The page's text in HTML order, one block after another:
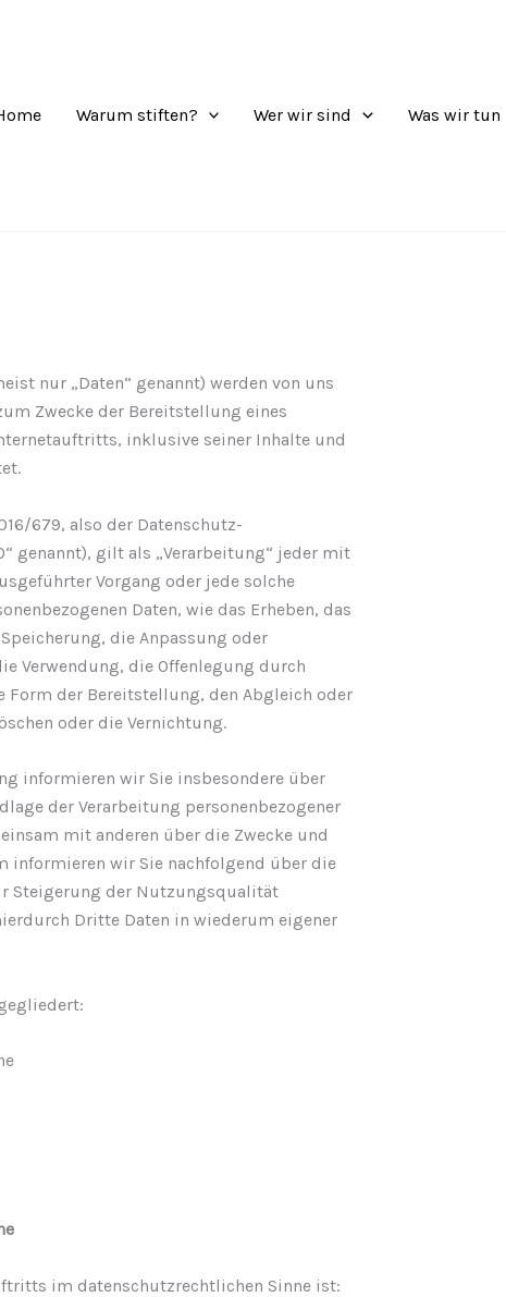
Warum stiften? Wer wir sind Was wir tun
nur „Daten“ genannt) werden von uns
Zwecke der Bereitstellung eines
inklusive seiner Inhalte und
679, also der Datenschutz-
genannt), gilt als „Verarbeitung“ jeder mit
Vorgang oder jede solche
Daten, wie das Erheben, das
die Anpassung oder
Verwendung, die Offenlegung durch
der Bereitstellung, den Abgleich oder
oder die Vernichtung.
informieren wir Sie insbesondere über
der Verarbeitung personenbezogener
mit anderen über die Zwecke und
informieren wir Sie nachfolgend über die
Steigerung der Nutzungsqualität
Dritte Daten in wiederum eigener
im datenschutzrechtlichen Sinne ist: